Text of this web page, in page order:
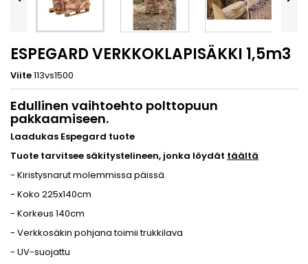
ESPEGARD VERKKOKLAPISÄKKI 1,5m3
Viite113vs1500
Edullinen vaihtoehto polttopuun
pakkaamiseen.
Laadukas Espegard tuote
Tuote tarvitsee säkitystelineen, jonka löydät täältä
- Kiristysnarut molemmissa päissä.
- Koko 225x140cm
- Korkeus 140cm
- Verkkosäkin pohjana toimii trukkilava
- UV-suojattu